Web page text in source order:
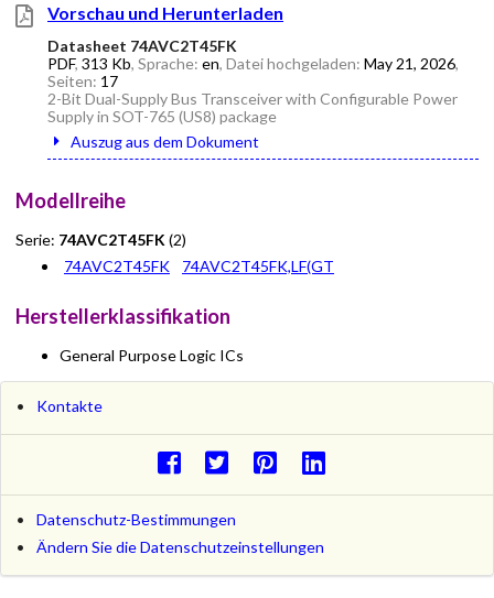
Vorschau und Herunterladen
Datasheet 74AVC2T45FK
PDF, 313 Kb, Sprache: en, Datei hochgeladen: May 21, 2026,
Seiten: 17
2-Bit Dual-Supply Bus Transceiver with Configurable Power
Supply in SOT-765 (US8) package
Auszug aus dem Dokument
Modellreihe
Serie: 74AVC2T45FK (2)
74AVC2T45FK
74AVC2T45FK,LF(GT
Herstellerklassifikation
General Purpose Logic ICs
Kontakte
Datenschutz-Bestimmungen
Ändern Sie die Datenschutzeinstellungen